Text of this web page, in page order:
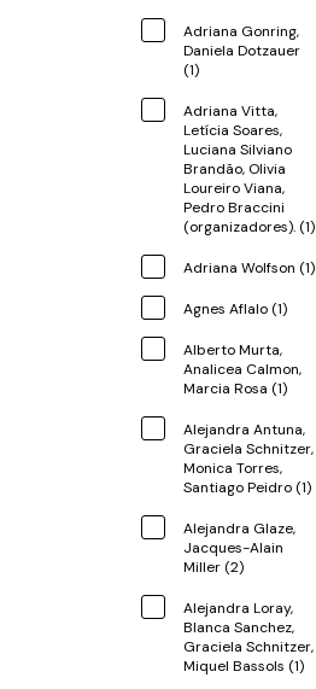
Adriana Gonring,
Daniela Dotzauer
(1)
Adriana Vitta,
Letícia Soares,
Luciana Silviano
Brandão, Olivia
Loureiro Viana,
Pedro Braccini
(organizadores). (1)
Adriana Wolfson (1)
Agnes Aflalo (1)
Alberto Murta,
Analicea Calmon,
Marcia Rosa (1)
Alejandra Antuna,
Graciela Schnitzer,
Monica Torres,
Santiago Peidro (1)
Alejandra Glaze,
Jacques-Alain
Miller (2)
Alejandra Loray,
Blanca Sanchez,
Graciela Schnitzer,
Miquel Bassols (1)